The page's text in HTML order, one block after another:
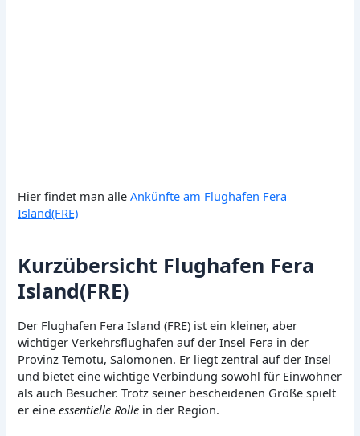
Hier findet man alleAnkünfte am Flughafen Fera
Island(FRE)
Kurzübersicht Flughafen Fera
Island(FRE)
Der Flughafen Fera Island (FRE) ist ein kleiner, aber
wichtiger Verkehrsflughafen auf der Insel Fera in der
Provinz Temotu, Salomonen. Er liegt zentral auf der Insel
und bietet eine wichtige Verbindung sowohl für Einwohner
als auch Besucher. Trotz seiner bescheidenen Größe spielt
er eineessentielle Rolle in der Region.